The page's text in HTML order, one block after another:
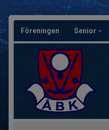
Föreningen Senior